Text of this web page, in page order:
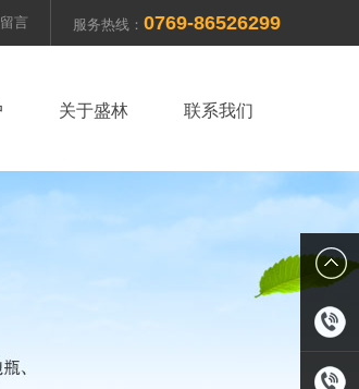
言 服务热线： 0769-86526299
关于盛林 联系我们
0769-